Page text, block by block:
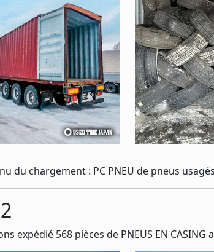
du chargement : PC PNEU de pneus
expédié 568 pièces de PNEUS EN CASING